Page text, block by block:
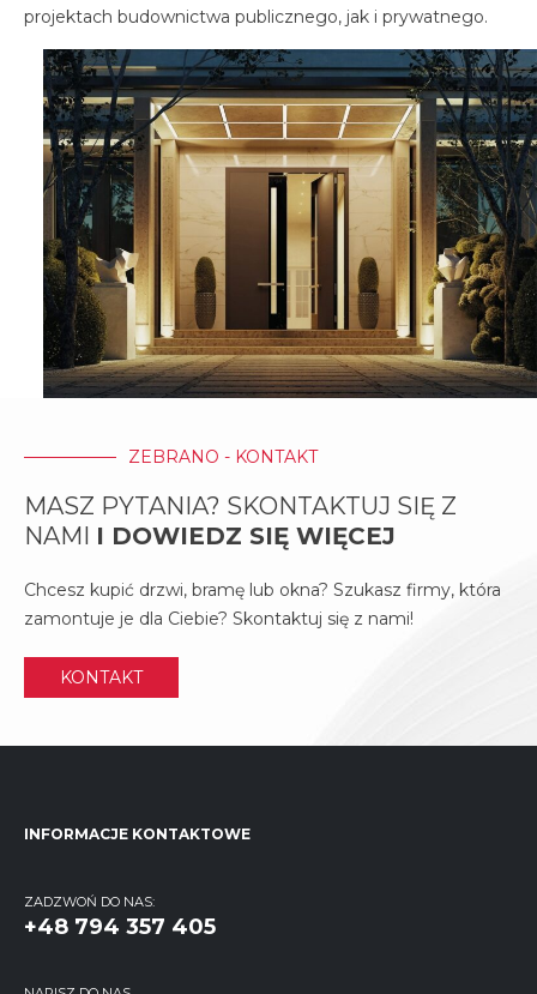
projektach budownictwa publicznego, jak i prywatnego.
ZEBRANO - KONTAKT
MASZ PYTANIA? SKONTAKTUJ SIĘ Z
NAMI I DOWIEDZ SIĘ WIĘCEJ
Chcesz kupić drzwi, bramę lub okna? Szukasz firmy, która
zamontuje je dla Ciebie? Skontaktuj się z nami!
KONTAKT
INFORMACJE KONTAKTOWE
ZADZWOŃ DO NAS:
+48 794 357 405